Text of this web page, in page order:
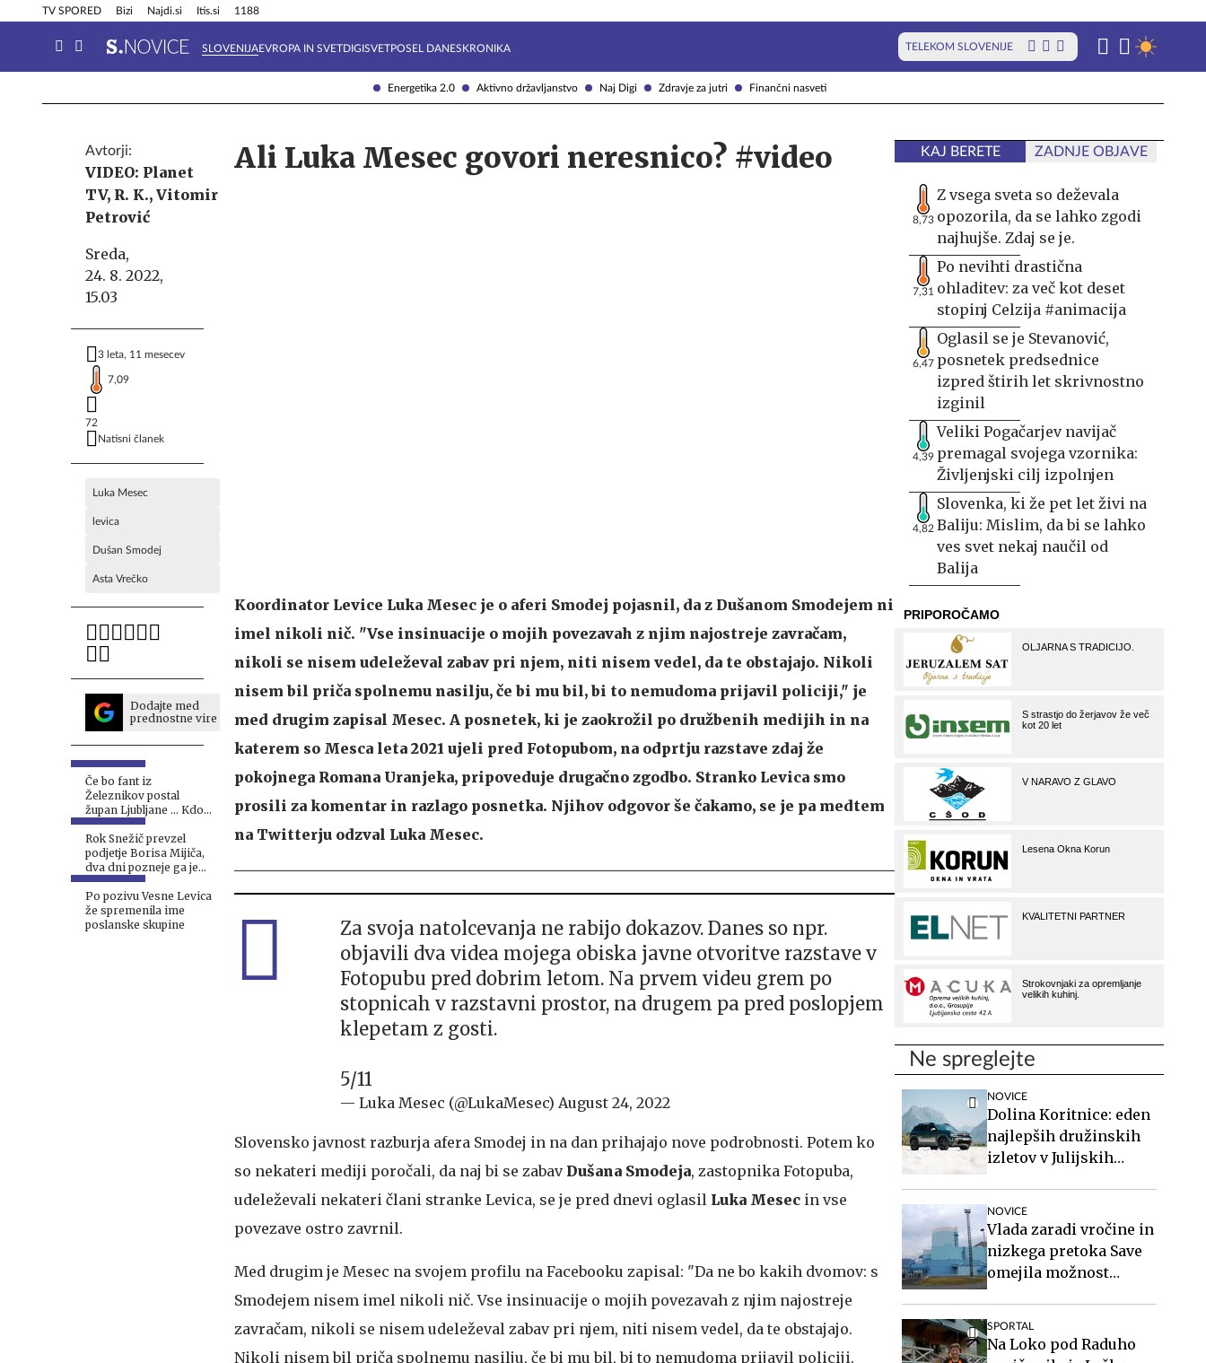
Energetika 2.0 Aktivno državljanstvo Naj Digi Zdravje za jutri Finančni nasveti
TV SPORED Bizi Najdi.si Itis.si 1188
SLOVENIJAEVROPA IN SVETDIGISVETPOSEL DANESKRONIKA TELEKOM SLOVENIJE
Info in obvestila Tehnik
Avtorji:
VIDEO: Planet
TV, R. K., Vitomir
Petrović
Sreda,
24. 8. 2022,
15.03
3 leta, 11 mesecev
7,09
72
Natisni članek
Luka Mesec
levica
Dušan Smodej
Asta Vrečko
Dodajte med
prednostne vire
Če bo fant iz
Železnikov postal
župan Ljubljane ... Kdo
ga bo zamenjal v DZ?
Rok Snežič prevzel
podjetje Borisa Mijiča,
dva dni pozneje ga je
preimenoval v Klukec
in registriral rejo
kamel
Po pozivu Vesne Levica
že spremenila ime
poslanske skupine
Ali Luka Mesec govori neresnico? #video
Koordinator Levice Luka Mesec je o aferi Smodej pojasnil, da z Dušanom Smodejem ni
imel nikoli nič. "Vse insinuacije o mojih povezavah z njim najostreje zavračam,
nikoli se nisem udeleževal zabav pri njem, niti nisem vedel, da te obstajajo. Nikoli
nisem bil priča spolnemu nasilju, če bi mu bil, bi to nemudoma prijavil policiji," je
med drugim zapisal Mesec. A posnetek, ki je zaokrožil po družbenih medijih in na
katerem so Mesca leta 2021 ujeli pred Fotopubom, na odprtju razstave zdaj že
pokojnega Romana Uranjeka, pripoveduje drugačno zgodbo. Stranko Levica smo
prosili za komentar in razlago posnetka. Njihov odgovor še čakamo, se je pa medtem
na Twitterju odzval Luka Mesec.
Za svoja natolcevanja ne rabijo dokazov. Danes so npr.
objavili dva videa mojega obiska javne otvoritve razstave v
Fotopubu pred dobrim letom. Na prvem videu grem po
stopnicah v razstavni prostor, na drugem pa pred poslopjem
klepetam z gosti.
5/11
— Luka Mesec (@LukaMesec) August 24, 2022
Slovensko javnost razburja afera Smodej in na dan prihajajo nove podrobnosti. Potem ko
so nekateri mediji poročali, da naj bi se zabav Dušana Smodeja, zastopnika Fotopuba,
udeleževali nekateri člani stranke Levica, se je pred dnevi oglasil Luka Mesec in vse
povezave ostro zavrnil.
Med drugim je Mesec na svojem profilu na Facebooku zapisal: "Da ne bo kakih dvomov: s
Smodejem nisem imel nikoli nič. Vse insinuacije o mojih povezavah z njim najostreje
zavračam, nikoli se nisem udeleževal zabav pri njem, niti nisem vedel, da te obstajajo.
Nikoli nisem bil priča spolnemu nasilju, če bi mu bil, bi to nemudoma prijavil policiji.
KAJ BERETE ZADNJE OBJAVE
8,73
Z vsega sveta so deževala
opozorila, da se lahko zgodi
najhujše. Zdaj se je.
7,31
Po nevihti drastična
ohladitev: za več kot deset
stopinj Celzija #animacija
6,47
Oglasil se je Stevanović,
posnetek predsednice
izpred štirih let skrivnostno
izginil
4,39
Veliki Pogačarjev navijač
premagal svojega vzornika:
Življenjski cilj izpolnjen
4,82
Slovenka, ki že pet let živi na
Baliju: Mislim, da bi se lahko
ves svet nekaj naučil od
Balija
Ne spreglejte
NOVICE
Dolina Koritnice: eden
najlepših družinskih
izletov v Julijskih
NOVICE
Vlada zaradi vročine in
nizkega pretoka Save
omejila možnost
SPORTAL
Na Loko pod Raduho